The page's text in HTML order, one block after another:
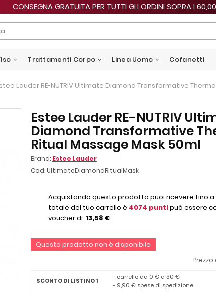
CONSEGNA GRATUITA PER TUTTI GLI ORDINI SOPRA I
Trattamenti Corpo Linea Uomo Cofanetti
Lauder RE-NUTRIV Ultimate Diamond Transformative
Estee Lauder RE-NUTRIV
Diamond Transformative
Ritual Massage Mask 50ml
Brand: Estee Lauder
Cod:UltimateDiamondRitualMask
Acquistando questo prodotto puoi ricevere fino a
totale del tuo carrello è 4074 puntipuò essere
voucher di: 13,58 €.
Questo prodotto non è disponibile
Prezzo
SCONTO DI LISTINO 1
- carrello da 0 € a 30 €
- 9,90 € spese di spedizione